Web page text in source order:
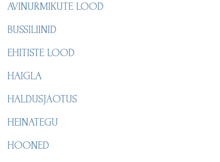
AVINURMIKUTE LOOD
BUSSILIINID
EHITISTE LOOD
HAIGLA
HALDUSJAOTUS
HEINATEGU
HOONED